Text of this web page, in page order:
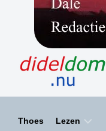
Thoes Lezen